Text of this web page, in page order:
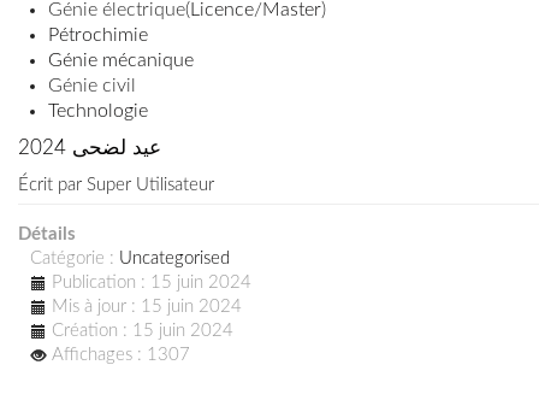
Génie électrique(Licence/Master)
Pétrochimie
Génie mécanique
Génie civil
Technologie
عيد لضحى 2024
Écrit par Super Utilisateur
Détails
Catégorie : Uncategorised
Publication : 15 juin 2024
Mis à jour : 15 juin 2024
Création : 15 juin 2024
Affichages : 1307